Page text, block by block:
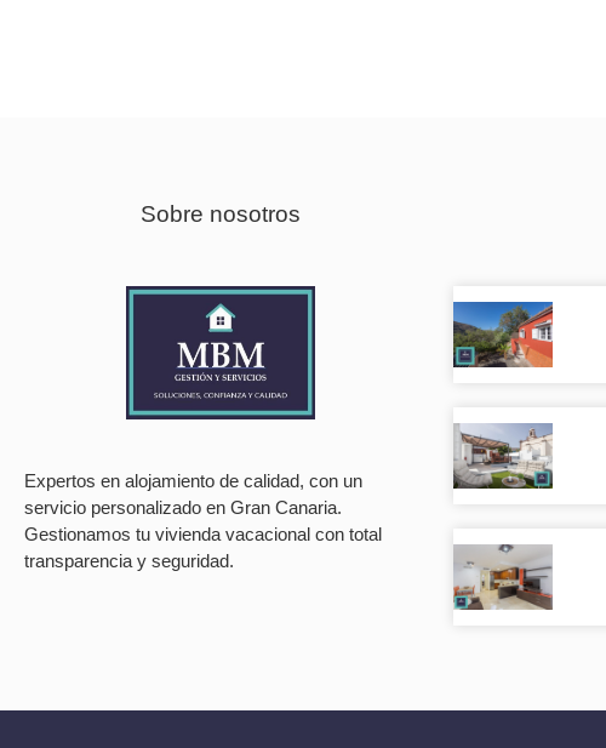
Sobre nosotros
Expertos en alojamiento de calidad, con un
servicio personalizado en Gran Canaria.
Gestionamos tu vivienda vacacional con total
transparencia y seguridad.